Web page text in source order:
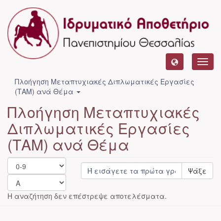
Πλοήγηση Μεταπτυχιακές Διπλωματικές Εργασίες
(ΤΑΜ) ανά Θέμα
Πλοήγηση Μεταπτυχιακές
Διπλωματικές Εργασίες
(ΤΑΜ) ανά Θέμα
Ψάξε
Η αναζήτηση δεν επέστρεψε αποτελέσματα.